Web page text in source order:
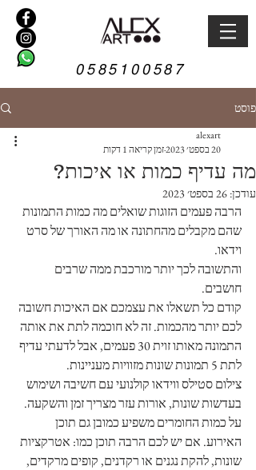
0585100587
פוסט
מה עדיף כמות או איכות?
alexart
20 בספט׳ 2023
זמן קריאה 1 דקות
עודכן: 26 בספט׳ 2023
הרבה פעמים הזוגות שואלים מה כמות התמונות
שהם מקבלים מהחתונה או מה האורך של סרט
וידאו.
והתשובה לכך יותר מורכבת ממה שרבים
חושבים.
קודם כל תשאלו את עצמכם אם האיכות חשובה
לכם יותר מהכמות. זה לא חוכמה לתת את אותה
התמונה מאותו זוית 30 פעמים, אבל לדעתי עדיף
לתת 5 תמונות שונות מזוויות מעניינות.
צילום סטילס ווידאו קולנועי עם חשיבה ושימוש
בעדשות שונות, אורות עזר מצריך זמן והשקעה.
על כמות החומרים משפיע כמובן גם תוכן
האירוע. אם יש לכם הרבה תוכן כמו: אטרקציות
שונות, להקת נגנים או רקדנים, קופים מרקדים,